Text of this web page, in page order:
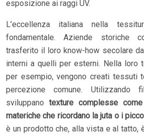
esposizione ai raggi UV.
L’eccellenza italiana nella
fondamentale. Aziende storiche
trasferito il loro know-how secolare
interni a quelli per esterni. Nella loro
per esempio, vengono creati tessuti
percezione comune.
sviluppano texture complesse
materiche che ricordano la juta o i
è un prodotto che, alla vista e al tatto,